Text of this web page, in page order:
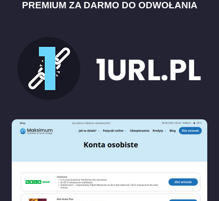
PREMIUM ZA DARMO DO ODWOŁANIA